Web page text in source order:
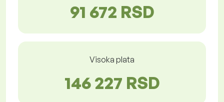
91 672 RSD
Visoka plata
146 227 RSD